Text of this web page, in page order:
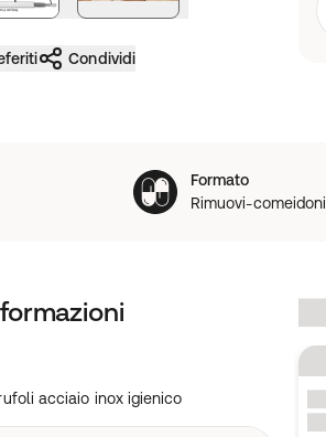
Condividi
Formato
Rimuovi-comeidoni
acciaio inox igienico